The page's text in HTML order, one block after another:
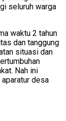
seluruh warga
waktu 2 tahun
dan tanggung
situasi dan
Nah ini
desa